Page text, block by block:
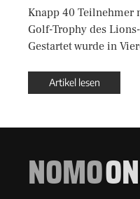
Knapp 40 Teilnehmer
Golf-Trophy des
Gestartet wurde in
Artikel lesen
NOMO